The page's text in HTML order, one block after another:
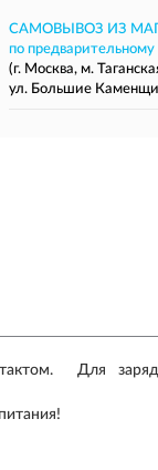
САМОВЫВОЗ ИЗ
по предварительному
(г. Москва, м.
ул. Большие
Для